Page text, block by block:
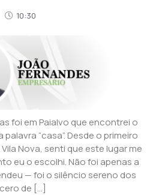
10:30
foi em Paialvo que encontrei o
“casa”. Desde o primeiro
Nova, senti que este lugar me
eu o escolhi. Não foi apenas a
— foi o silêncio sereno dos
de […]